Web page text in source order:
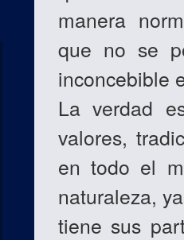
manera
que no se
inconcebible
La verdad
valores,
en todo el
naturaleza,
tiene sus